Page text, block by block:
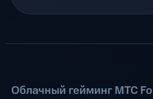
Облачный гейминг МТС